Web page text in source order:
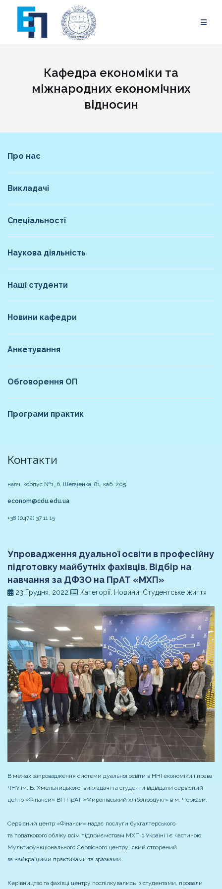
content
Кафедра економіки та
міжнародних економічних
відносин
Про нас
Викладачі
Спеціальності
Наукова діяльність
Наші студенти
Новини кафедри
Анкетування
Обговорення ОП
Програми практик
Контакти
навч. корпус №1, б. Шевченка, 81, каб. 205.
econom@cdu.edu.ua
+38 (0472) 37 11 15
Упровадження дуальної освіти в професійну
підготовку майбутніх фахівців. Відбір на
навчання за ДФЗО на ПрАТ «МХП»
23 Грудня, 2022 Категорії: Новини, Студентське життя
В межах запровадження системи дуальної освіти в ННІ економіки і права
ЧНУ ім. Б. Хмельницького, викладачі та студенти відвідали сервісний
центр «Фінанси» ВП ПрАТ «Миронівський хлібопродукт» в м. Черкаси.
Сервісний центр «Фінанси» надає послуги бухгалтерського
та податкового обліку всім підприємствам МХП в Україні і є частиною
Мультифункціонального Сервісного центру, який створений
за найкращими практиками та зразками.
Керівництво та фахівці центру поспілкувались із студентами, провели